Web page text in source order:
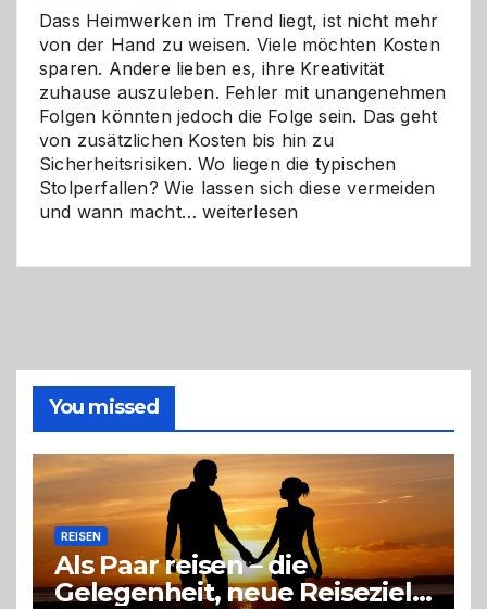
Dass Heimwerken im Trend liegt, ist nicht mehr
von der Hand zu weisen. Viele möchten Kosten
sparen. Andere lieben es, ihre Kreativität
zuhause auszuleben. Fehler mit unangenehmen
Folgen könnten jedoch die Folge sein. Das geht
von zusätzlichen Kosten bis hin zu
Sicherheitsrisiken. Wo liegen die typischen
Stolperfallen? Wie lassen sich diese vermeiden
und wann macht…Selber
du
richtige
Entscheidung
weiterlesen
You missed
REISEN
Als Paar reisen – die
Gelegenheit, neue Reiseziele